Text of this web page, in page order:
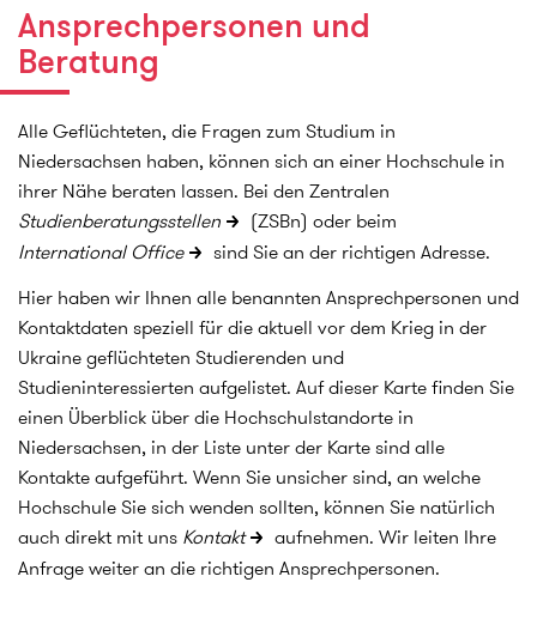
Ansprechpersonen und
Beratung
Alle Geflüchteten, die Fragen zum Studium in
Niedersachsen haben, können sich an einer Hochschule in
ihrer Nähe beraten lassen. Bei den Zentralen
Studienberatungsstellen
(ZSBn) oder beim
International Office
sind Sie an der richtigen Adresse.
Hier haben wir Ihnen alle benannten Ansprechpersonen und
Kontaktdaten speziell für die aktuell vor dem Krieg in der
Ukraine geflüchteten Studierenden und
Studieninteressierten aufgelistet. Auf dieser Karte finden Sie
einen Überblick über die Hochschulstandorte in
Niedersachsen, in der Liste unter der Karte sind alle
Kontakte aufgeführt. Wenn Sie unsicher sind, an welche
Hochschule Sie sich wenden sollten, können Sie natürlich
auch direkt mit uns Kontakt
aufnehmen. Wir leiten Ihre
Anfrage weiter an die richtigen Ansprechpersonen.